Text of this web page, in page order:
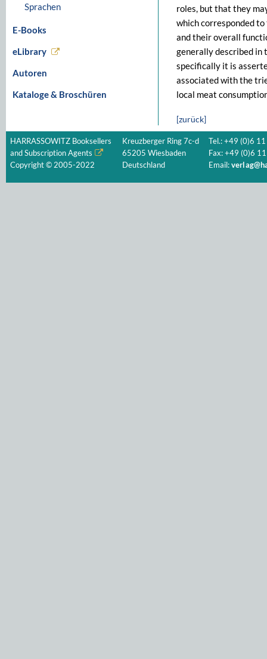
Sprachen
E-Books
eLibrary
Autoren
Kataloge & Broschüren
roles, but that they
which corresponded
and their overall
generally described in
specifically it is
associated with the
local meat
[zurück]
HARRASSOWITZ Booksellers
and Subscription Agents
Copyright © 2005-2022
Kreuzberger Ring 7c-d
65205 Wiesbaden
Deutschland
Tel.: +49 (0)6
Fax: +49 (0)6
Email: